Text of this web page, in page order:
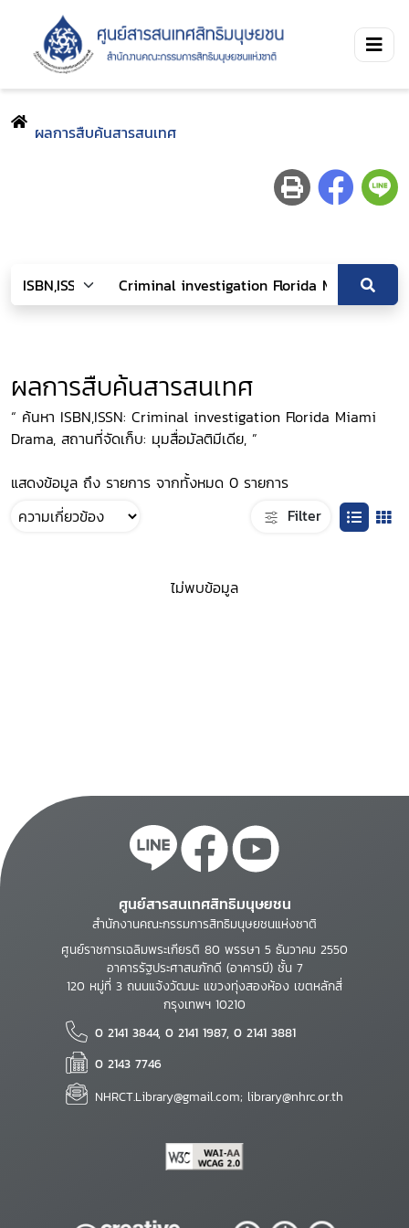
ผลการสืบค้นสารสนเทศ
ผลการสืบค้นสารสนเทศ
“ ค้นหา ISBN,ISSN: Criminal investigation Florida Miami
Drama, สถานที่จัดเก็บ: มุมสื่อมัลติมีเดีย, ”
แสดงข้อมูล ถึง รายการ จากทั้งหมด 0 รายการ
Filter
ไม่พบข้อมูล
ศูนย์สารสนเทศสิทธิมนุษยชน
สำนักงานคณะกรรมการสิทธิมนุษยชนแห่งชาติ
ศูนย์ราชการเฉลิมพระเกียรติ 80 พรรษา 5 ธันวาคม 2550
อาคารรัฐประศาสนภักดี (อาคารบี) ชั้น 7
120 หมู่ที่ 3 ถนนแจ้งวัฒนะ แขวงทุ่งสองห้อง เขตหลักสี่
กรุงเทพฯ 10210
0 2141 3844, 0 2141 1987, 0 2141 3881
0 2143 7746
NHRCT.Library@gmail.com; library@nhrc.or.th